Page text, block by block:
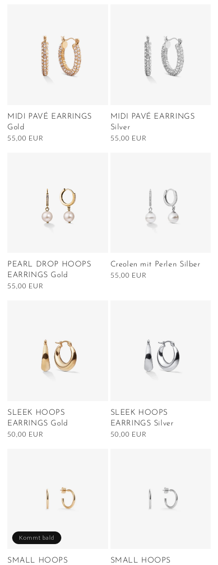
MIDI PAVÉ EARRINGS
Gold
Normaler
55,00 EUR
MIDI PAVÉ EARRINGS
Silver
Normaler
55,00 EUR
PEARL DROP HOOPS
EARRINGS Gold
Normaler
55,00 EUR
Creolen mit Perlen Silber
Normaler
55,00 EUR
SLEEK HOOPS
EARRINGS Gold
Normaler
50,00 EUR
SLEEK HOOPS
EARRINGS Silver
Normaler
50,00 EUR
SMALL HOOPS
Kommt bald
SMALL HOOPS